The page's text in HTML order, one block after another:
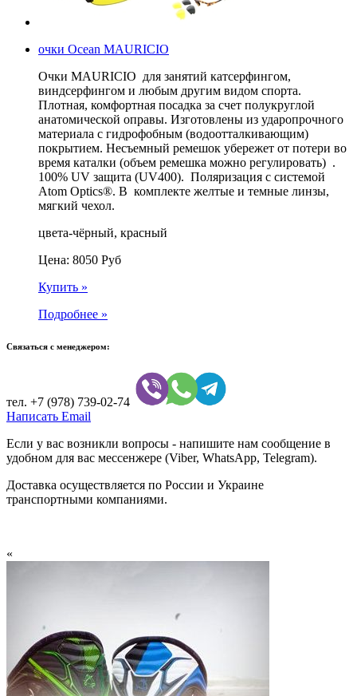
очки Ocean MAURICIO
Очки MAURICIO для занятий катсерфингом,
виндсерфингом и любым другим видом спорта.
Плотная, комфортная посадка за счет полукруглой
анатомической оправы. Изготовлены из ударопрочного
материала с гидрофобным (водоотталкивающим)
покрытием. Несъемный ремешок убережет от потери во
время каталки (объем ремешка можно регулировать) .
100% UV защита (UV400). Поляризация с системой
Atom Optics®. В комплекте желтые и темные линзы,
мягкий чехол.
цвета-чёрный, красный
Цена: 8050 Руб
Купить »
Подробнее »
Связаться с менеджером:
тел. +7 (978) 739-02-74
Написать Email
Если у вас возникли вопросы - напишите нам сообщение в
удобном для вас мессенжере (Viber, WhatsApp, Telegram).
Доставка осуществляется по России и Украине
транспортными компаниями.
«